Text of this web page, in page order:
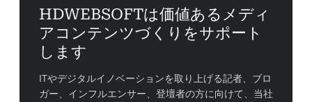
HDWEBSOFTは価値あるメディ
アコンテンツづくりをサポート
します
ITやデジタルイノベーションを取り上げる記者、ブロ
ガー、インフルエンサー、登壇者の方に向けて、当社